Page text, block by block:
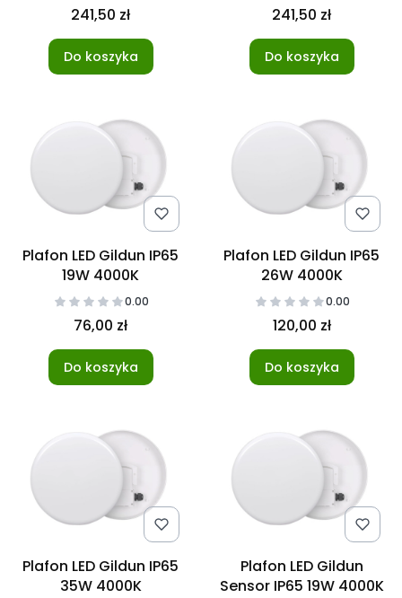
241,50 zł
Do koszyka
241,50 zł
Do koszyka
Plafon LED Gildun IP65
19W 4000K
0.00
76,00 zł
Do koszyka
Plafon LED Gildun IP65
26W 4000K
0.00
120,00 zł
Do koszyka
Plafon LED Gildun IP65
35W 4000K
Plafon LED Gildun
Sensor IP65 19W 4000K